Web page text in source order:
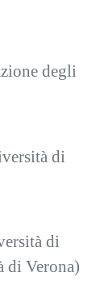
degli
di
di
di Verona)